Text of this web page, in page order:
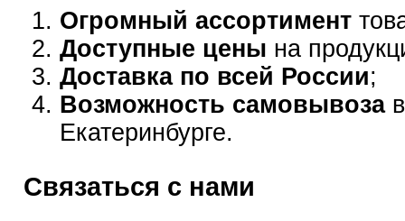
Огромный ассортимент
Доступные цены на
Доставка по всей России;
Возможность самовывозав
Екатеринбурге.
Связаться с нами